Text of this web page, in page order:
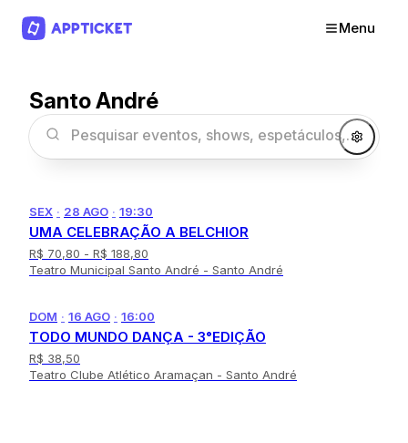
Menu
Santo André
SEX · 28 AGO · 19:30
UMA CELEBRAÇÃO A BELCHIOR
R$ 70,80 - R$ 188,80
Teatro Municipal Santo André - Santo André
DOM · 16 AGO · 16:00
TODO MUNDO DANÇA - 3°EDIÇÃO
R$ 38,50
Teatro Clube Atlético Aramaçan - Santo André